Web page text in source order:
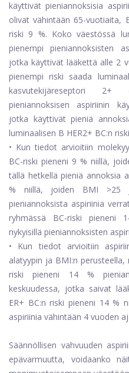
käyttivät pieniannoksisia
olivat vähintään 65-vuotiaita,
riski 9 %. Koko väestössä
pienempi pieniannoksisten
jotka käyttivät lääkettä alle 2
pienempi riski saada
kasvutekijäreseptori 2+
pieniannoksisen aspiriinin
jotka käyttivät pieniä
luminaalisen B HER2+ BC:n
• Kun tiedot arvioitiin
BC-riski pieneni 9 % niillä,
tällä hetkellä pieniä annoksia
% niillä, joiden BMI >25
pieniannoksista aspiriinia
ryhmässä BC-riski pieneni
nykyisillä pieniannoksisten
• Kun tiedot arvioitiin
alatyypin ja BMI:n
riski pieneni 14 %
keskuudessa, jotka saivat
ER+ BC:n riski pieneni 14 %
aspiriinia vähintään 4 vuoden
Säännöllisen vahvuuden
epävarmuutta, voidaanko